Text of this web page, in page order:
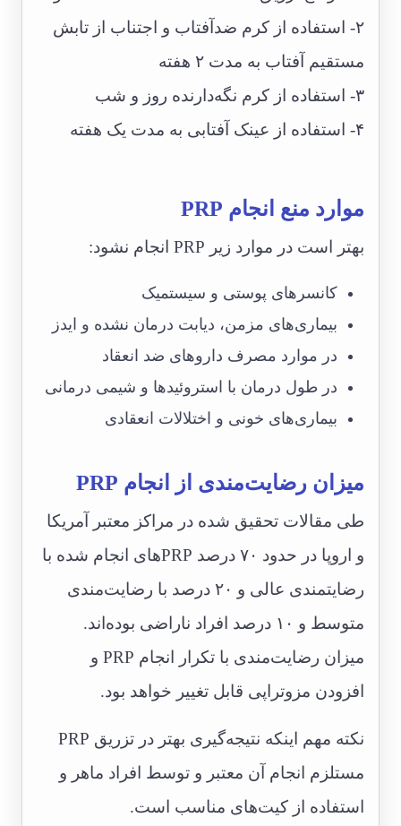
۲- استفاده از کرم ضدآفتاب و اجتناب از تابش
مستقیم آفتاب به مدت ۲ هفته
۳- استفاده از کرم نگه‌دارنده روز و شب
۴- استفاده از عینک آفتابی به مدت یک هفته
موارد منع انجام PRP
بهتر است در موارد زیر PRP انجام نشود:
کانسرهای پوستی و سیستمیک
بیماری‌های مزمن، دیابت درمان نشده و ایدز
در موارد مصرف داروهای ضد انعقاد
در طول درمان با استروئیدها و شیمی درمانی
بیماری‌های خونی و اختلالات انعقادی
میزان رضایت‌مندی از انجام PRP
طی مقالات تحقیق شده در مراکز معتبر آمریکا
و اروپا در حدود ۷۰ درصد PRPهای انجام شده با
رضایتمندی عالی و ۲۰ درصد با رضایت‌مندی
متوسط و ۱۰ درصد افراد ناراضی بوده‌اند.
میزان رضایت‌مندی با تکرار انجام PRP و
افزودن مزوتراپی قابل تغییر خواهد بود.
نکته مهم اینکه نتیجه‌گیری بهتر در تزریق PRP
مستلزم انجام آن معتبر و توسط افراد ماهر و
استفاده از کیت‌های مناسب است.